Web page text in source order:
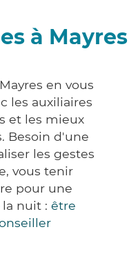
à Mayres
en vous
les auxiliaires
et les mieux
Besoin d'une
les gestes
vous tenir
pour une
nuit : être